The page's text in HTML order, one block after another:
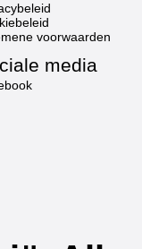
voorwaarden
media